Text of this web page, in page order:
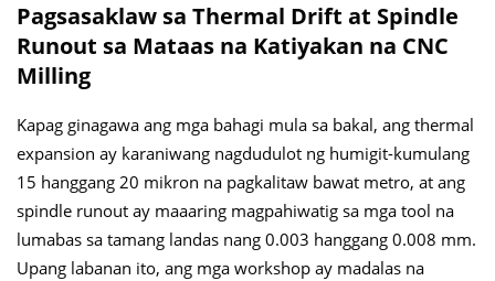
Pagsasaklaw sa Thermal Drift at Spindle
Runout sa Mataas na Katiyakan na CNC
Milling
Kapag ginagawa ang mga bahagi mula sa bakal, ang thermal
expansion ay karaniwang nagdudulot ng humigit-kumulang
15 hanggang 20 mikron na pagkalitaw bawat metro, at ang
spindle runout ay maaaring magpahiwatig sa mga tool na
lumabas sa tamang landas nang 0.003 hanggang 0.008 mm.
Upang labanan ito, ang mga workshop ay madalas na